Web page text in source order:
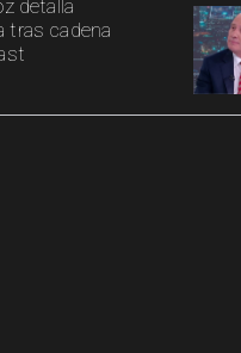
detalla
tras cadena